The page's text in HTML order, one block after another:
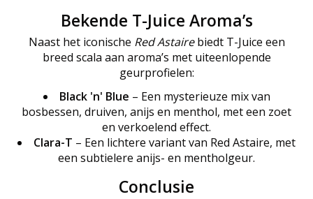
Bekende T-Juice Aroma’s
Naast het iconische Red Astairebiedt T-Juice een
breed scala aan aroma’s met uiteenlopende
geurprofielen:
Black 'n' Blue – Een mysterieuze mix van
bosbessen, druiven, anijs en menthol, met een zoet
en verkoelend effect.
Clara-T – Een lichtere variant van Red Astaire, met
een subtielere anijs- en mentholgeur.
Conclusie